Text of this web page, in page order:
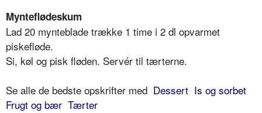
Mynteflødeskum
Lad 20 mynteblade trække 1 time i 2 dl opvarmet
piskefløde.
Si, køl og pisk fløden. Servér til tærterne.
Se alle de bedste opskrifter med Dessert Is og sorbet
Frugt og bær Tærter